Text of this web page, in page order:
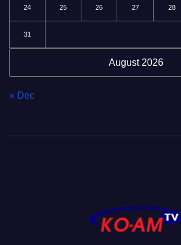
August 2026
24 25 26 27 28
31
« Dec